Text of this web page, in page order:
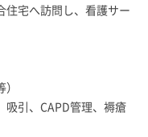
住宅へ訪問し、看護サー
吸引、CAPD管理、褥瘡